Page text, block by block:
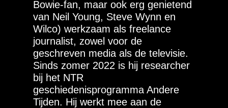
Bowie-fan, maar ook erg genietend
van Neil Young, Steve Wynn en
Wilco) werkzaam als freelance
journalist, zowel voor de
geschreven media als de televisie.
Sinds zomer 2022 is hij researcher
bij het NTR
geschiedenisprogramma Andere
Tijden. Hij werkt mee aan de